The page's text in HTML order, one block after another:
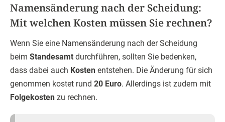
Namensänderung nach der Scheidung:
Mit welchen Kosten müssen Sie rechnen?
Wenn Sie eine Namensänderung nach der Scheidung
beim Standesamt durchführen, sollten Sie bedenken,
dass dabei auch Kosten entstehen. Die Änderung für sich
genommen kostet rund 20 Euro. Allerdings ist zudem mit
Folgekosten zu rechnen.